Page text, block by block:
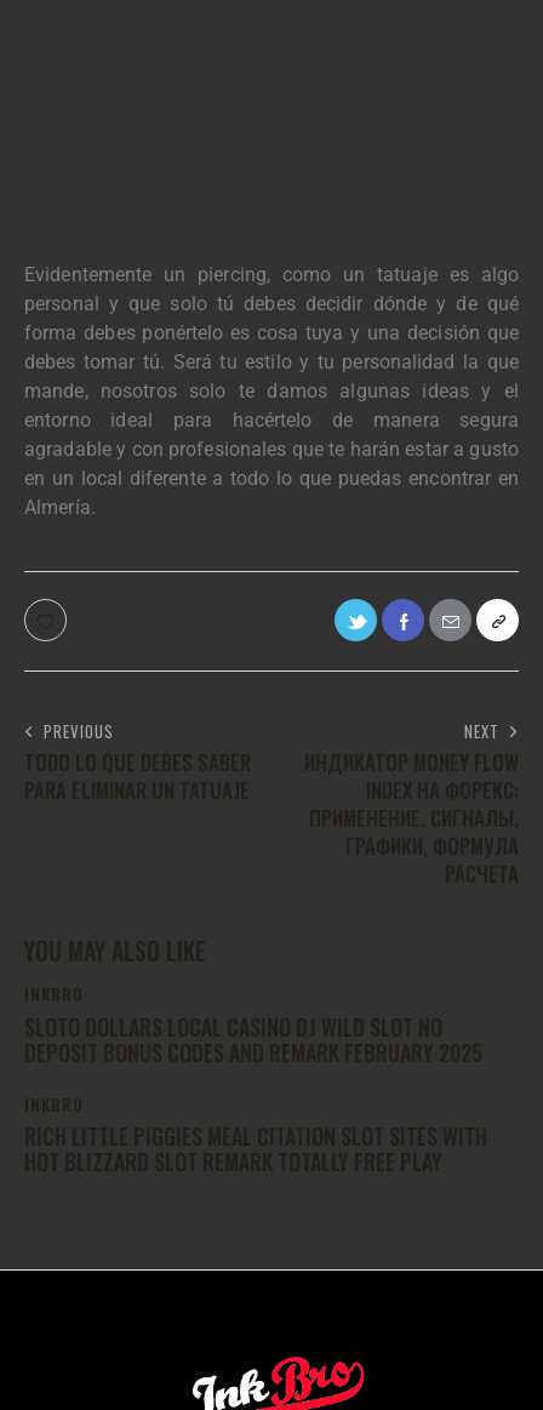
Evidentemente un piercing, como un tatuaje es algo
personal y que solo tú debes decidir dónde y de qué
forma debes ponértelo es cosa tuya y una decisión que
debes tomar tú. Será tu estilo y tu personalidad la que
mande, nosotros solo te damos algunas ideas y el
entorno ideal para hacértelo de manera segura
agradable y con profesionales que te harán estar a gusto
en un local diferente a todo lo que puedas encontrar en
Almería.
PREVIOUS
TODO LO QUE DEBES SABER
PARA ELIMINAR UN TATUAJE
NEXT
ИНДИКАТОР MONEY FLOW
INDEX НА ФОРЕКС:
ПРИМЕНЕНИЕ, СИГНАЛЫ,
ГРАФИКИ, ФОРМУЛА
РАСЧЕТА
YOU MAY ALSO LIKE
INKBRO
SLOTO DOLLARS LOCAL CASINO DJ WILD SLOT NO
DEPOSIT BONUS CODES AND REMARK FEBRUARY 2025
INKBRO
RICH LITTLE PIGGIES MEAL CITATION SLOT SITES WITH
HOT BLIZZARD SLOT REMARK TOTALLY FREE PLAY